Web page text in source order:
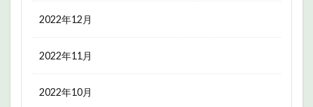
2022年12月
2022年11月
2022年10月